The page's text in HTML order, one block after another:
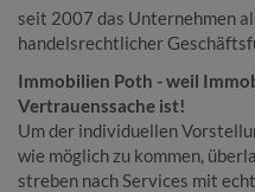
seit 2007 das Unternehmen
handelsrechtlicher
Immobilien Poth - weil
Vertrauenssache ist!
Um der individuellen
wie möglich zu kommen,
streben nach Services mit